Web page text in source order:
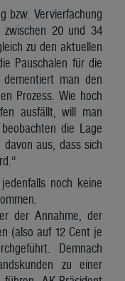
bzw. Vervierfachung
20 und 34
zu den aktuellen
Pauschalen für die
dementiert man den
Prozess. Wie hoch
ausfällt, will man
die Lage
aus, dass sich
noch keine
der Annahme, der
(also auf 12 Cent je
Demnach
zu einer